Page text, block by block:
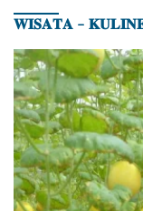
𝐖𝐈𝐒𝐀𝐓𝐀 –